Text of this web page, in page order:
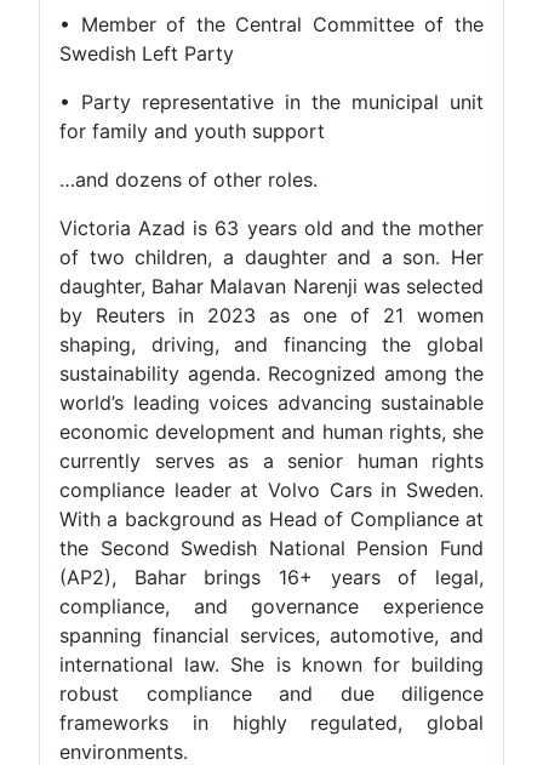
• Member of the Central Committee of the
Swedish Left Party
• Party representative in the municipal unit
for family and youth support
…and dozens of other roles.
Victoria Azad is 63 years old and the mother
of two children, a daughter and a son. Her
daughter, Bahar Malavan Narenji was selected
by Reuters in 2023 as one of 21 women
shaping, driving, and financing the global
sustainability agenda. Recognized among the
world’s leading voices advancing sustainable
economic development and human rights, she
currently serves as a senior human rights
compliance leader at Volvo Cars in Sweden.
With a background as Head of Compliance at
the Second Swedish National Pension Fund
(AP2), Bahar brings 16+ years of legal,
compliance, and governance experience
spanning financial services, automotive, and
international law. She is known for building
robust compliance and due diligence
frameworks in highly regulated, global
environments.